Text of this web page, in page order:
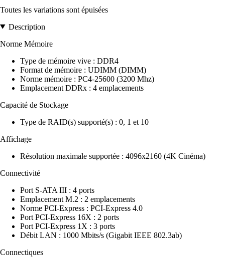
Toutes les variations sont épuisées
Description
Norme Mémoire
Type de mémoire vive : DDR4
Format de mémoire : UDIMM (DIMM)
Norme mémoire : PC4-25600 (3200 Mhz)
Emplacement DDRx : 4 emplacements
Capacité de Stockage
Type de RAID(s) supporté(s) : 0, 1 et 10
Affichage
Résolution maximale supportée : 4096x2160 (4K Cinéma)
Connectivité
Port S-ATA III : 4 ports
Emplacement M.2 : 2 emplacements
Norme PCI-Express : PCI-Express 4.0
Port PCI-Express 16X : 2 ports
Port PCI-Express 1X : 3 ports
Débit LAN : 1000 Mbits/s (Gigabit IEEE 802.3ab)
Connectiques